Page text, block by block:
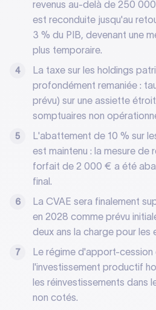
revenus au-delà de 250
est reconduite jusqu'au
3 % du PIB, devenant une
plus temporaire.
La taxe sur les holdings
profondément remaniée :
prévu) sur une assiette
somptuaires non
L'abattement de 10 % sur
est maintenu : la mesure de
forfait de 2 000 € a été
final.
La CVAE sera finalement
en 2028 comme prévu
deux ans la charge pour les
Le régime d'apport-cession
l'investissement productif
les réinvestissements dans
non cotés.